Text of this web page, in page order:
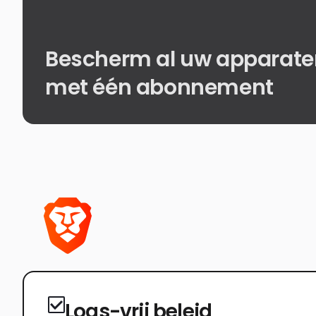
Bescherm al uw
met één abonnement